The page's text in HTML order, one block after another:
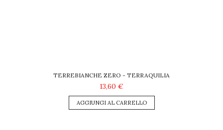
TERREBIANCHE ZERO - TERRAQUILIA
13,60 €
AGGIUNGI AL CARRELLO